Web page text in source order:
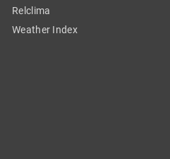
Relclima
Weather Index